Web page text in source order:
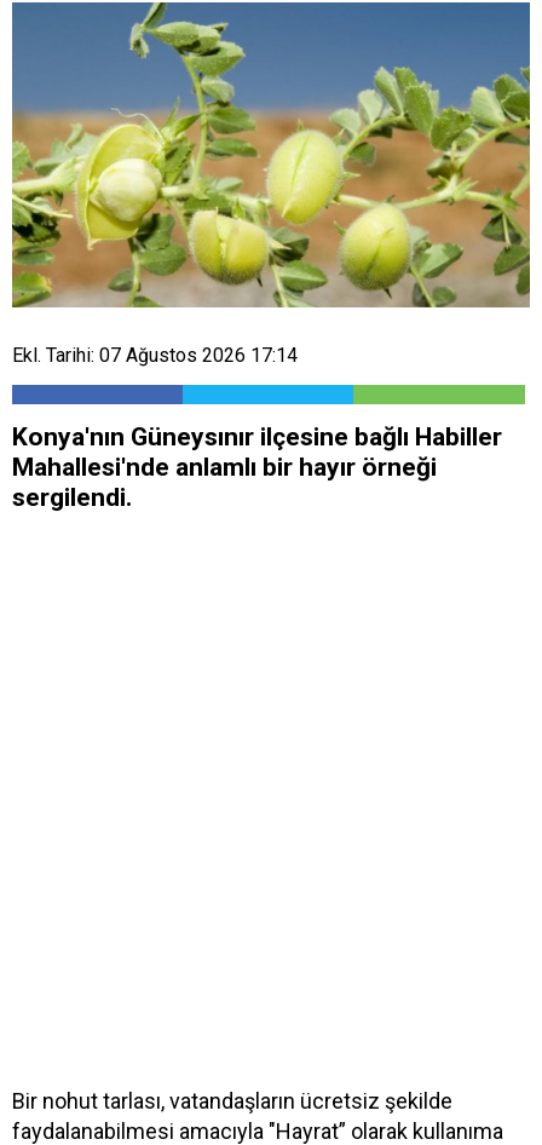
Ekl. Tarihi: 07 Ağustos 2026 17:14
Konya'nın Güneysınır ilçesine bağlı Habiller
Mahallesi'nde anlamlı bir hayır örneği
sergilendi.
Bir nohut tarlası, vatandaşların ücretsiz şekilde
faydalanabilmesi amacıyla "Hayrat” olarak kullanıma